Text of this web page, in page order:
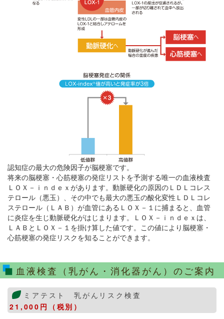
認知症の最大の危険因子が脳梗塞です。
将来の脳梗塞・心筋梗塞の発症リストを予測する唯一の血液検査
ＬＯＸ－ｉｎｄｅｘがあります。動脈硬化の原因のＬＤＬコレス
テロール（悪玉）、その中でも最大の悪玉の酸化変性ＬＤＬコレ
ステロール（ＬＡＢ）が血管にあるＬＯＸ－１に捕まると、血管
に炎症を生じ動脈硬化がはじまります。ＬＯＸ－ｉｎｄｅｘは、
ＬＡＢとＬＯＸ－１を掛け算した値です。この値により脳梗塞・
心筋梗塞の発症リスクを知ることができます。
血液検査（乳がん・消化器がん）のご案内
ミアテスト 乳がんリスク検査
21,000円（税別）